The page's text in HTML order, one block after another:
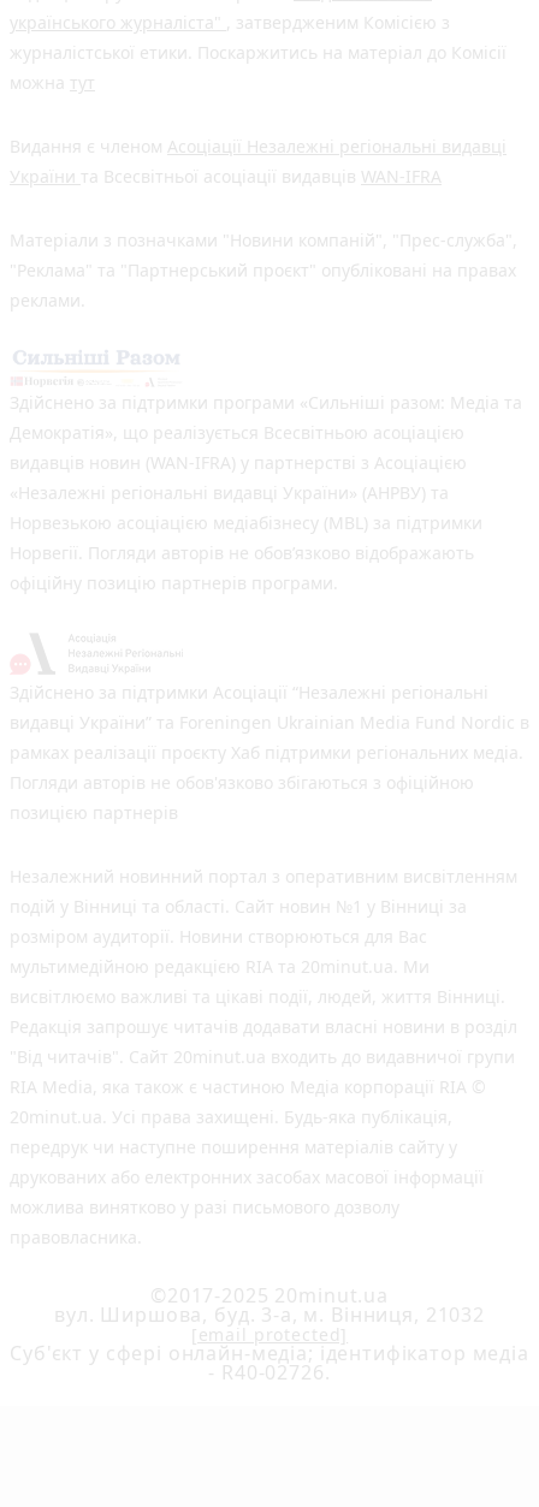
українського журналіста" , затвердженим Комісією з
журналістської етики. Поскаржитись на матеріал до Комісії
можна тут
Видання є членом Асоціації Незалежні регіональні видавці
України та Всесвітньої асоціації видавців WAN-IFRA
Матеріали з позначками "Новини компаній", "Прес-служба",
"Реклама" та "Партнерський проєкт" опубліковані на правах
реклами.
Здійснено за підтримки програми «Сильніші разом: Медіа та
Демократія», що реалізується Всесвітньою асоціацією
видавців новин (WAN-IFRA) у партнерстві з Асоціацією
«Незалежні регіональні видавці України» (АНРВУ) та
Норвезькою асоціацією медіабізнесу (MBL) за підтримки
Норвегії. Погляди авторів не обов’язково відображають
офіційну позицію партнерів програми.
Здійснено за підтримки Асоціації “Незалежні регіональні
видавці України” та Foreningen Ukrainian Media Fund Nordic в
рамках реалізації проєкту Хаб підтримки регіональних медіа.
Погляди авторів не обов'язково збігаються з офіційною
позицією партнерів
Незалежний новинний портал з оперативним висвітленням
подій у Вінниці та області. Сайт новин №1 у Вінниці за
розміром аудиторії. Новини створюються для Вас
мультимедійною редакцією RIA та 20minut.ua. Ми
висвітлюємо важливі та цікаві події, людей, життя Вінниці.
Редакція запрошує читачів додавати власні новини в розділ
"Від читачів". Сайт 20minut.ua входить до видавничої групи
RIA Media, яка також є частиною Медіа корпорації RIA ©
20minut.ua. Усі права захищені. Будь-яка публiкацiя,
передрук чи наступне поширення матеріалів сайту у
друкованих або електронних засобах масової інформації
можлива винятково у разі письмового дозволу
правовласника.
©2017-2025 20minut.ua
вул. Ширшова, буд. 3-а, м. Вінниця, 21032
[email protected]
Cуб'єкт у сфері онлайн-медіа; ідентифікатор медіа
- R40-02726.